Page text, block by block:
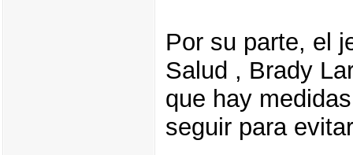
Por su parte, el
Salud , Brady
que hay
seguir para